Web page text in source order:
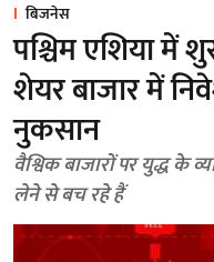
बिजनेस
पश्चिम एशिया में
शेयर बाजार में
नुकसान
वैश्विक बाजारों पर युद्ध के
लेने से बच रहे हैं